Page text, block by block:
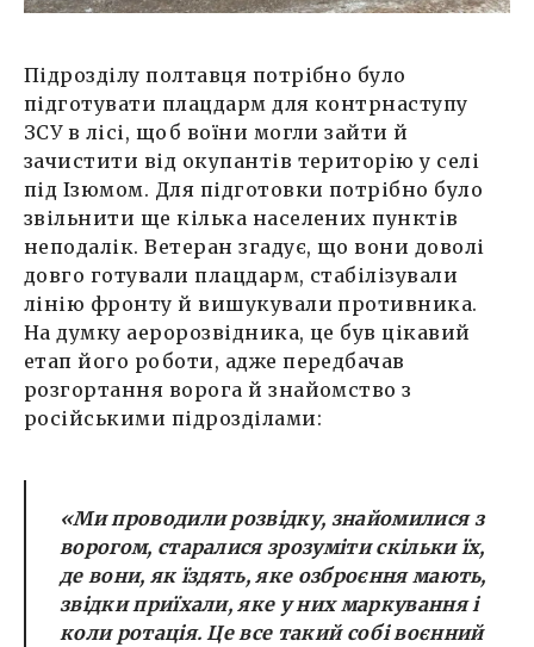
Підрозділу полтавця потрібно було
підготувати плацдарм для контрнаступу
ЗСУ в лісі, щоб воїни могли зайти й
зачистити від окупантів територію у селі
під Ізюмом. Для підготовки потрібно було
звільнити ще кілька населених пунктів
неподалік. Ветеран згадує, що вони доволі
довго готували плацдарм, стабілізували
лінію фронту й вишукували противника.
На думку аеророзвідника, це був цікавий
етап його роботи, адже передбачав
розгортання ворога й знайомство з
російськими підрозділами:
«Ми проводили розвідку, знайомилися з
ворогом, старалися зрозуміти скільки їх,
де вони, як їздять, яке озброєння мають,
звідки приїхали, яке у них маркування і
коли ротація. Це все такий собі воєнний